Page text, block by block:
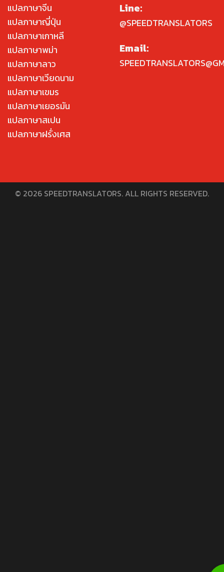
แปลภาษาจีน
แปลภาษาญี่ปุ่น
แปลภาษาเกาหลี
แปลภาษาพม่า
แปลภาษาลาว
แปลภาษาเวียดนาม
แปลภาษาเขมร
แปลภาษาเยอรมัน
แปลภาษาสเปน
แปลภาษาฝรั่งเศส
Line:
@SPEEDTRANSLATORS
Email:
© 2026 SPEEDTRANSLATORS. ALL RIGHTS RESERVED.